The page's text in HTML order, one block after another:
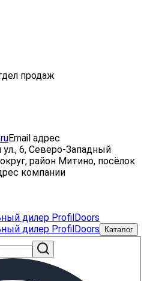
продаж
Email адрес
6, Северо-Западный
район Митино, посёлок
компании
Каталог